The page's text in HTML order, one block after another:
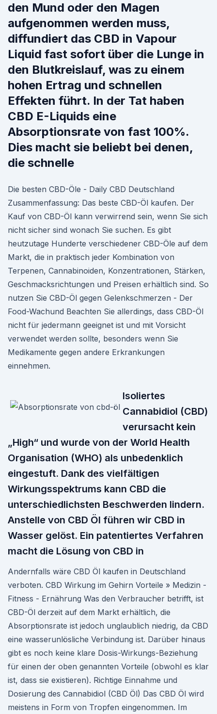
den Mund oder den Magen
aufgenommen werden muss,
diffundiert das CBD in Vapour
Liquid fast sofort über die Lunge in
den Blutkreislauf, was zu einem
hohen Ertrag und schnellen
Effekten führt. In der Tat haben
CBD E-Liquids eine
Absorptionsrate von fast 100%.
Dies macht sie beliebt bei denen,
die schnelle
Die besten CBD-Öle - Daily CBD Deutschland
Zusammenfassung: Das beste CBD-Öl kaufen. Der
Kauf von CBD-Öl kann verwirrend sein, wenn Sie sich
nicht sicher sind wonach Sie suchen. Es gibt
heutzutage Hunderte verschiedener CBD-Öle auf dem
Markt, die in praktisch jeder Kombination von
Terpenen, Cannabinoiden, Konzentrationen, Stärken,
Geschmacksrichtungen und Preisen erhältlich sind. So
nutzen Sie CBD-Öl gegen Gelenkschmerzen - Der
Food-Wachund Beachten Sie allerdings, dass CBD-Öl
nicht für jedermann geeignet ist und mit Vorsicht
verwendet werden sollte, besonders wenn Sie
Medikamente gegen andere Erkrankungen
einnehmen.
Isoliertes
Cannabidiol (CBD)
verursacht kein
„High“ und wurde von der World Health
Organisation (WHO) als unbedenklich
eingestuft. Dank des vielfältigen
Wirkungsspektrums kann CBD die
unterschiedlichsten Beschwerden lindern.
Anstelle von CBD Öl führen wir CBD in
Wasser gelöst. Ein patentiertes Verfahren
macht die Lösung von CBD in
Andernfalls wäre CBD Öl kaufen in Deutschland
verboten. CBD Wirkung im Gehirn Vorteile » Medizin -
Fitness - Ernährung Was den Verbraucher betrifft, ist
CBD-Öl derzeit auf dem Markt erhältlich, die
Absorptionsrate ist jedoch unglaublich niedrig, da CBD
eine wasserunlösliche Verbindung ist. Darüber hinaus
gibt es noch keine klare Dosis-Wirkungs-Beziehung
für einen der oben genannten Vorteile (obwohl es klar
ist, dass sie existieren). Richtige Einnahme und
Dosierung des Cannabidiol (CBD Öl) Das CBD Öl wird
meistens in Form von Tropfen eingenommen. Im